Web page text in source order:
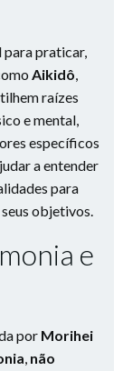
para praticar,
Aikidô,
raízes
e mental,
específicos
a entender
para
objetivos.
e
por Morihei
, não